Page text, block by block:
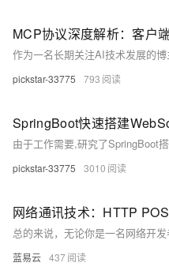
pickstar-33775 793
SpringBoot快速搭建
pickstar-33775 3010
蓝易云 437